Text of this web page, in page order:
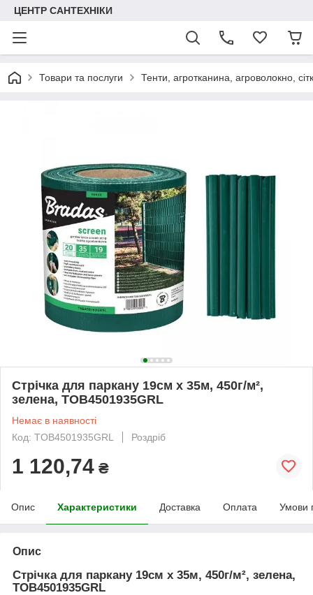
ЦЕНТР САНТЕХНІКИ
Товари та послуги Тенти, агротканина, агроволокно,
Стрічка для паркану 19см x 35м, 450г/м²,
зелена, TOB4501935GRL
Немає в наявності
Код: TOB4501935GRL
Роздріб
1 120,74 ₴
Опис Характеристики Доставка Оплата Умови
Опис
Стрічка для паркану 19см x 35м, 450г/м², зелена,
TOB4501935GRL